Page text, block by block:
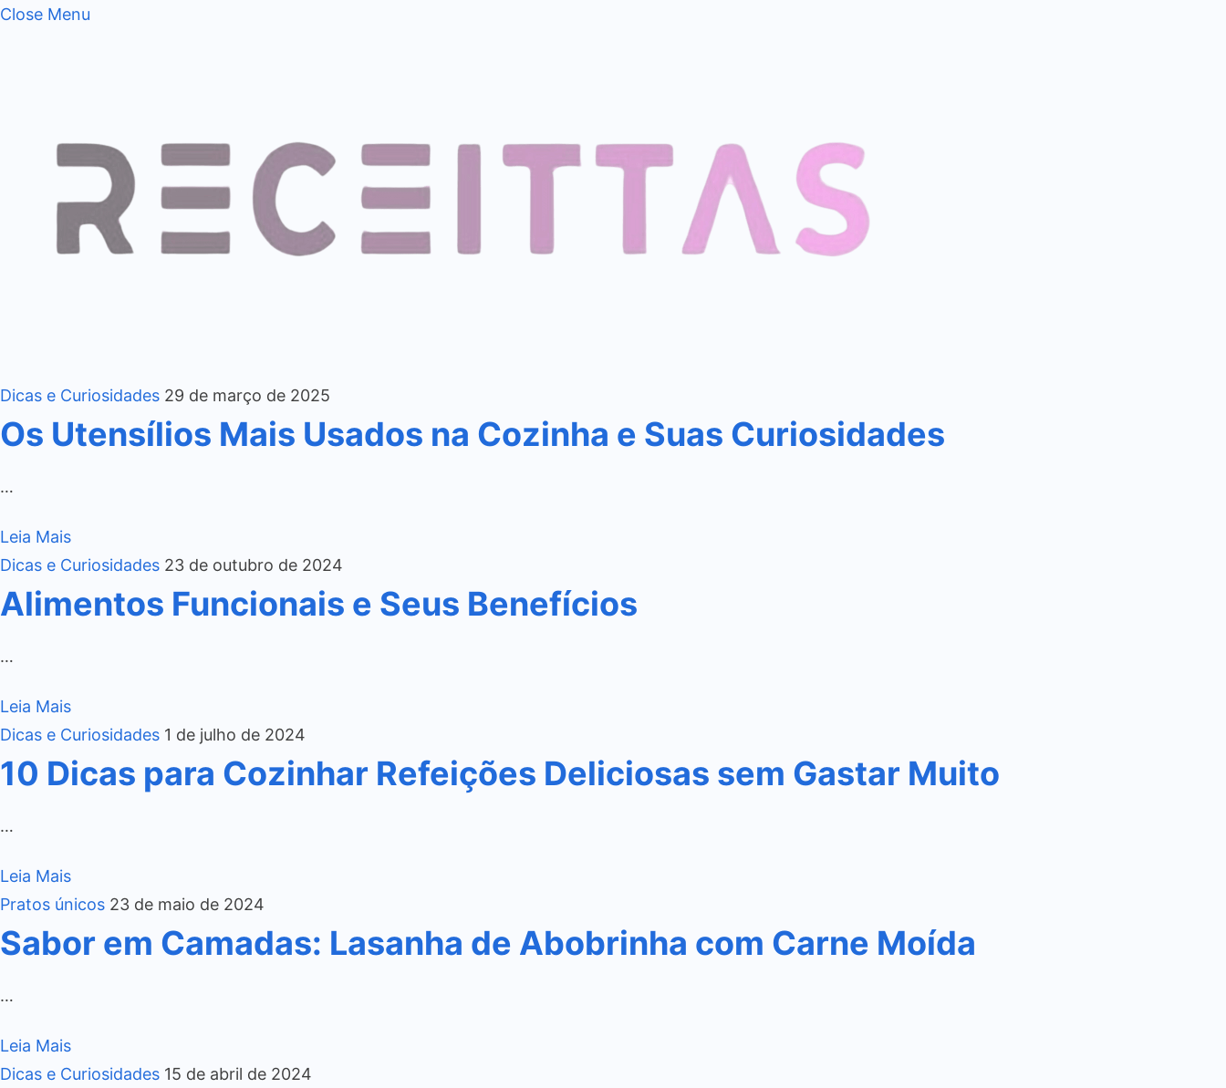
Close Menu
Dicas e Curiosidades 29 de março de 2025
Os Utensílios Mais Usados na Cozinha e Suas Curiosidades
…
Leia Mais
Dicas e Curiosidades 23 de outubro de 2024
Alimentos Funcionais e Seus Benefícios
…
Leia Mais
Dicas e Curiosidades 1 de julho de 2024
10 Dicas para Cozinhar Refeições Deliciosas sem Gastar Muito
…
Leia Mais
Pratos únicos 23 de maio de 2024
Sabor em Camadas: Lasanha de Abobrinha com Carne Moída
…
Leia Mais
Dicas e Curiosidades 15 de abril de 2024